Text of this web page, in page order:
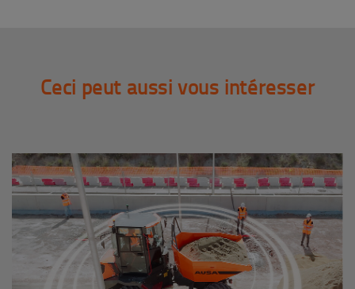
Ceci peut aussi vous intéresser